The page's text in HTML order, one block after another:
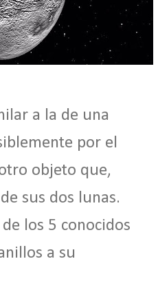
a la de una
por el
objeto que,
sus dos lunas.
los 5 conocidos
a su